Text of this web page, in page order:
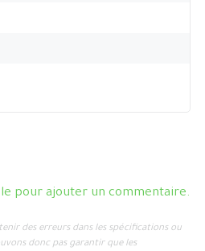
pour ajouter un commentaire.
des erreurs dans les spécifications ou
donc pas garantir que les